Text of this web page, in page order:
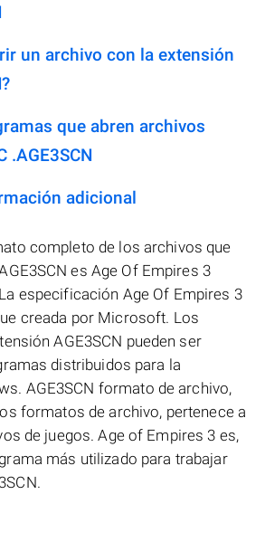
un archivo con la extensión
que abren archivos
.AGE3SCN
adicional
completo de los archivos que
es Age Of Empires 3
especificación Age Of Empires 3
creada por Microsoft. Los
AGE3SCN pueden ser
distribuidos para la
AGE3SCN formato de archivo,
formatos de archivo, pertenece a
de juegos. Age of Empires 3 es,
más utilizado para trabajar